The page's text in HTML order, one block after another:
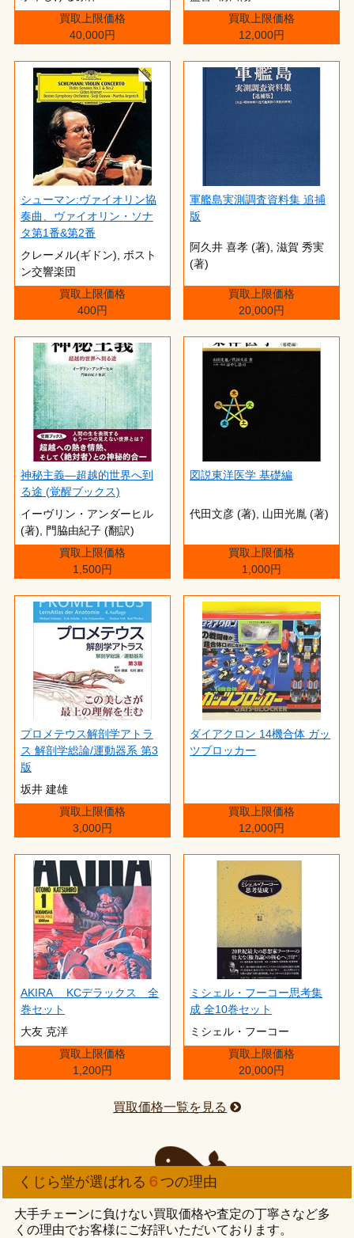
買取上限価格
40,000円
買取上限価格
12,000円
シューマン:ヴァイオリン協
奏曲、ヴァイオリン・ソナ
タ第1番&第2番
クレーメル(ギドン), ボスト
ン交響楽団
買取上限価格
400円
軍艦島実測調査資料集 追捕
版
阿久井 喜孝 (著),‎ 滋賀 秀実
(著)
買取上限価格
20,000円
神秘主義―超越的世界へ到
る途 (覚醒ブックス)
イーヴリン・アンダーヒル
(著),‎ 門脇由紀子 (翻訳)
買取上限価格
1,500円
図説東洋医学 基礎編
代田文彦 (著),‎ 山田光胤 (著)
買取上限価格
1,000円
プロメテウス解剖学アトラ
ス 解剖学総論/運動器系 第3
版
坂井 建雄
買取上限価格
3,000円
ダイアクロン 14機合体 ガッ
ツブロッカー
買取上限価格
12,000円
AKIRA KCデラックス 全
巻セット
大友 克洋
買取上限価格
1,200円
ミシェル・フーコー思考集
成 全10巻セット
ミシェル・フーコー
買取上限価格
20,000円
買取価格一覧を見る
くじら堂が選ばれる ６つの理由
大手チェーンに負けない買取価格や査定の丁寧さなど多
くの理由でお客様にご好評いただいております。